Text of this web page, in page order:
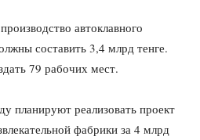
автоклавного
составить 3,4 млрд тенге.
79 рабочих мест.
планируют реализовать проект
фабрики за 4 млрд